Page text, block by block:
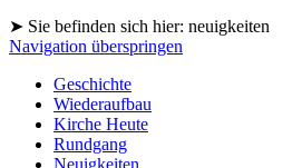
➤ Sie befinden sich hier: neuigkeiten
Navigation überspringen
Geschichte
Wiederaufbau
Kirche Heute
Rundgang
Neuigkeiten